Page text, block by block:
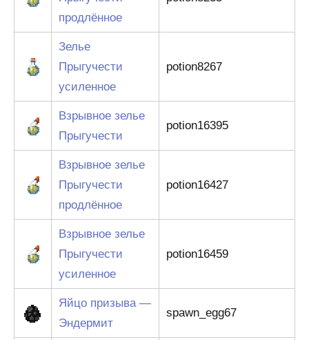
продлённое
Зелье
Прыгучести
усиленное
potion8267
Взрывное зелье
Прыгучести
potion16395
Взрывное зелье
Прыгучести
продлённое
potion16427
Взрывное зелье
Прыгучести
усиленное
potion16459
Яйцо призыва —
Эндермит
spawn_egg67